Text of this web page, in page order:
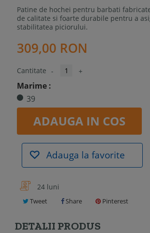
Patine de hochei pentru barbati
de calitate si foarte durabile pentru a
stabilitatea piciorului.
309,00 RON
Cantitate - +
Marime :
39
ADAUGA IN COS
Adauga la favorite
24 luni
Tweet Share Pinterest
DETALII PRODUS